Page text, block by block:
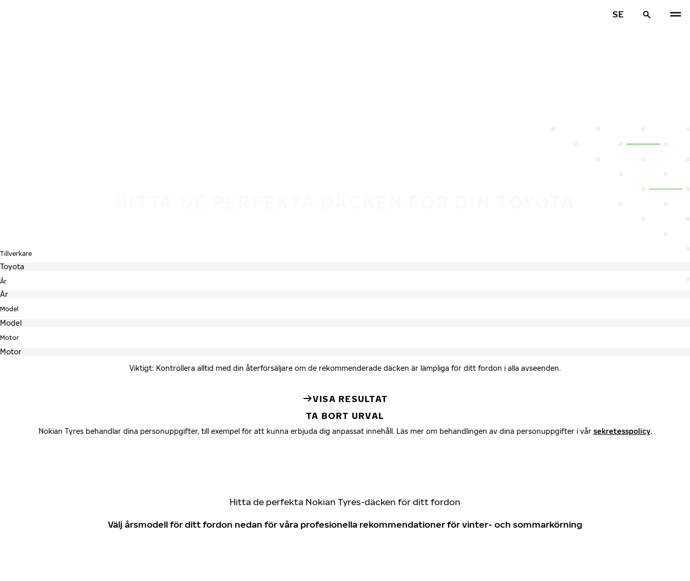
SE
Tillverkare
År
Model
Motor
Viktigt: Kontrollera alltid med din återförsäljare om de rekommenderade däcken är lämpliga för ditt fordon i alla avseenden.
VISA RESULTAT
TA BORT URVAL
Nokian Tyres behandlar dina personuppgifter, till exempel för att kunna erbjuda dig anpassat innehåll. Läs mer om behandlingen av dina personuppgifter i vår sekretesspolicy.
Hitta de perfekta Nokian Tyres-däcken för ditt fordon
Välj årsmodell för ditt fordon nedan för våra profesionella rekommendationer för vinter- och sommarkörning